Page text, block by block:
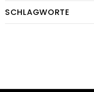
SCHLAGWORTE